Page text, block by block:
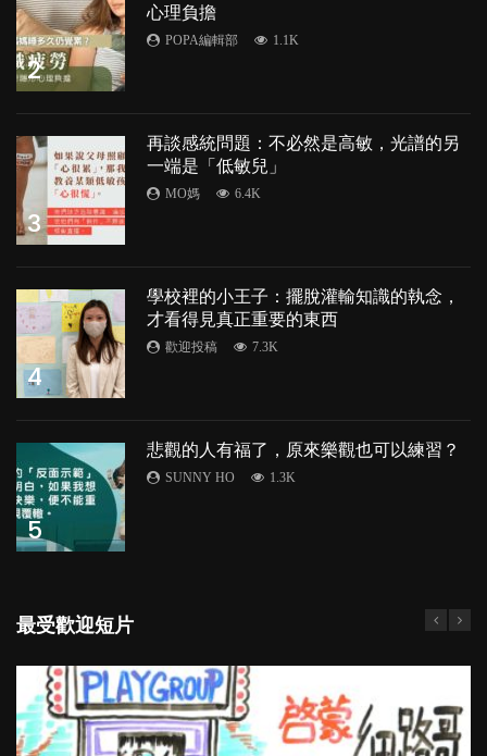
2
心理負擔
POPA編輯部 1.1K
3
再談感統問題：不必然是高敏，光譜的另
一端是「低敏兒」
MO媽 6.4K
4
學校裡的小王子：擺脫灌輸知識的執念，
才看得見真正重要的東西
歡迎投稿 7.3K
5
悲觀的人有福了，原來樂觀也可以練習？
SUNNY HO 1.3K
最受歡迎短片